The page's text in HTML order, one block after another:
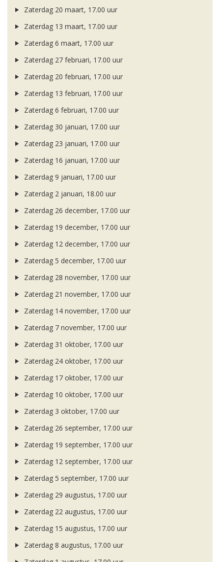
Zaterdag 20 maart, 17.00 uur
Zaterdag 13 maart, 17.00 uur
Zaterdag 6 maart, 17.00 uur
Zaterdag 27 februari, 17.00 uur
Zaterdag 20 februari, 17.00 uur
Zaterdag 13 februari, 17.00 uur
Zaterdag 6 februari, 17.00 uur
Zaterdag 30 januari, 17.00 uur
Zaterdag 23 januari, 17.00 uur
Zaterdag 16 januari, 17.00 uur
Zaterdag 9 januari, 17.00 uur
Zaterdag 2 januari, 18.00 uur
Zaterdag 26 december, 17.00 uur
Zaterdag 19 december, 17.00 uur
Zaterdag 12 december, 17.00 uur
Zaterdag 5 december, 17.00 uur
Zaterdag 28 november, 17.00 uur
Zaterdag 21 november, 17.00 uur
Zaterdag 14 november, 17.00 uur
Zaterdag 7 november, 17.00 uur
Zaterdag 31 oktober, 17.00 uur
Zaterdag 24 oktober, 17.00 uur
Zaterdag 17 oktober, 17.00 uur
Zaterdag 10 oktober, 17.00 uur
Zaterdag 3 oktober, 17.00 uur
Zaterdag 26 september, 17.00 uur
Zaterdag 19 september, 17.00 uur
Zaterdag 12 september, 17.00 uur
Zaterdag 5 september, 17.00 uur
Zaterdag 29 augustus, 17.00 uur
Zaterdag 22 augustus, 17.00 uur
Zaterdag 15 augustus, 17.00 uur
Zaterdag 8 augustus, 17.00 uur